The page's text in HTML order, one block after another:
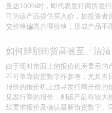
量达100%时，即代表发行商所发
可为该产品提供买入价，如投资者
交价格偏离合理价格，形成产品不
如何辨别街货高甚至「沽
由于现时市面上的报价机所显示的
不可单靠街货数字作参考，尤其当
报价的报价机上找寻发行商开价的
见发行商的报价，则该产品有较
线要求报价及确认最新街货数字。